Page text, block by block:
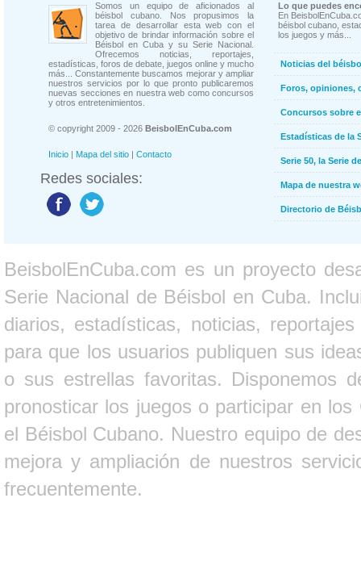
Somos un equipo de aficionados al
béisbol cubano. Nos propusimos la
tarea de desarrollar esta web con el
objetivo de brindar información sobre el
Béisbol en Cuba y su Serie Nacional.
Ofrecemos noticias, reportajes,
estadísticas, foros de debate, juegos online y mucho
más... Constantemente buscamos mejorar y ampliar
nuestros servicios por lo que pronto publicaremos
nuevas secciones en nuestra web como concursos
y otros entretenimientos.
© copyright 2009 - 2026 BeisbolEnCuba.com
Inicio | Mapa del sitio | Contacto
Redes sociales:
Lo que puedes
En
béisbol cubano,
los juegos y más...
Noticias del
Foros, opiniones,
Concursos sobre
Estadísticas de la
Serie 50, la Serie
Mapa de nuestra
Directorio de
BeisbolEnCuba.com es un proyecto
Serie Nacional de Béisbol en Cuba.
diarios, estadísticas, noticias,
para que los usuarios publiquen sus
o sus estrellas favoritas. Disponemos
pronosticar los juegos o participar en
el Béisbol Cubano. Nuestro equipo de
mejora y ampliación de nuestros
frecuentemente.